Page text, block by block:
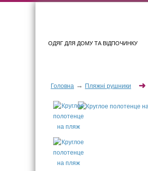
ОДЯГ ДЛЯ ДОМУ ТА ВІДПОЧИНКУ
Головна → Пляжні рушники ➜